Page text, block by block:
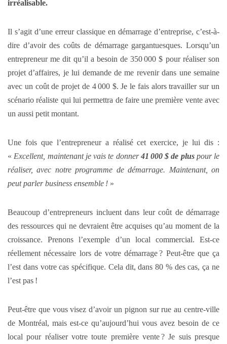
irréalisable.
Il s’agit d’une erreur classique en démarrage d’entreprise, c’est-à-
dire d’avoir des coûts de démarrage gargantuesques. Lorsqu’un
entrepreneur me dit qu’il a besoin de 350 000 $ pour réaliser son
projet d’affaires, je lui demande de me revenir dans une semaine
avec un coût de projet de 4 000 $. Je le fais alors travailler sur un
scénario réaliste qui lui permettra de faire une première vente avec
un aussi petit montant.
Une fois que l’entrepreneur a réalisé cet exercice, je lui dis :
« Excellent, maintenant je vais te donner41 000 $ de pluspour le
réaliser, avec notre programme de démarrage. Maintenant, on
peut parler business ensemble ! »
Beaucoup d’entrepreneurs incluent dans leur coût de démarrage
des ressources qui ne devraient être acquises qu’au moment de la
croissance. Prenons l’exemple d’un local commercial. Est-ce
réellement nécessaire lors de votre démarrage ? Peut-être que ça
l’est dans votre cas spécifique. Cela dit, dans 80 % des cas, ça ne
l’est pas !
Peut-être que vous visez d’avoir un pignon sur rue au centre-ville
de Montréal, mais est-ce qu’aujourd’hui vous avez besoin de ce
local pour réaliser votre toute première vente ? Je suis presque